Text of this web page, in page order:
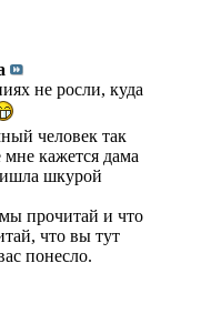
не росли, куда
человек так
кажется дама
шкурой
прочитай и что
что вы тут
понесло.